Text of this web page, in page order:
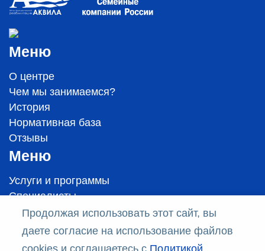
Меню
О центре
Чем мы занимаемся?
История
Нормативная база
Отзывы
Меню
Услуги и программы
Специалисты
Цены
Стандарты оказания медицинской помощи
Политика конфиденциальности
Продолжая использовать этот сайт, вы
даете согласие на использование файлов
cookies и соглашаетесь с Политикой